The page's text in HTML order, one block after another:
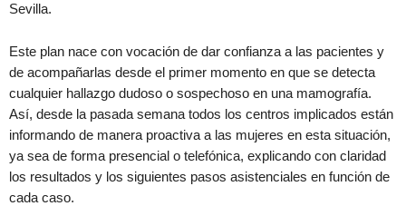
Sevilla.
Este plan nace con vocación de dar confianza a las pacientes y
de acompañarlas desde el primer momento en que se detecta
cualquier hallazgo dudoso o sospechoso en una mamografía.
Así, desde la pasada semana todos los centros implicados están
informando de manera proactiva a las mujeres en esta situación,
ya sea de forma presencial o telefónica, explicando con claridad
los resultados y los siguientes pasos asistenciales en función de
cada caso.